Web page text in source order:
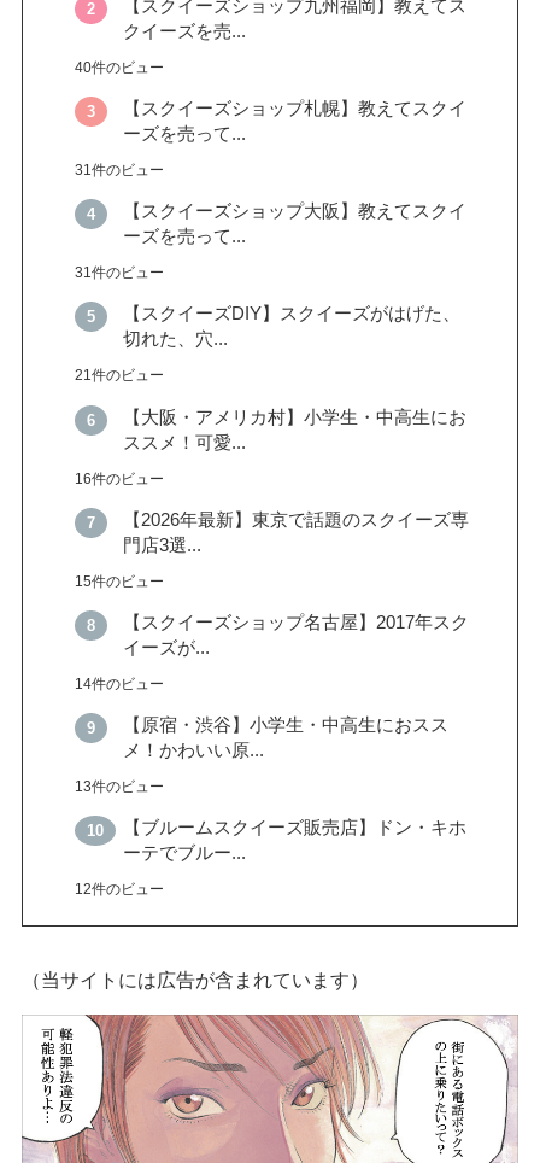
【スクイーズショップ九州福岡】教えてス
クイーズを売...
40件のビュー
【スクイーズショップ札幌】教えてスクイ
ーズを売って...
31件のビュー
【スクイーズショップ大阪】教えてスクイ
ーズを売って...
31件のビュー
【スクイーズDIY】スクイーズがはげた、
切れた、穴...
21件のビュー
【大阪・アメリカ村】小学生・中高生にお
ススメ！可愛...
16件のビュー
【2026年最新】東京で話題のスクイーズ専
門店3選...
15件のビュー
【スクイーズショップ名古屋】2017年スク
イーズが...
14件のビュー
【原宿・渋谷】小学生・中高生におスス
メ！かわいい原...
13件のビュー
【ブルームスクイーズ販売店】ドン・キホ
ーテでブルー...
12件のビュー
（当サイトには広告が含まれています）